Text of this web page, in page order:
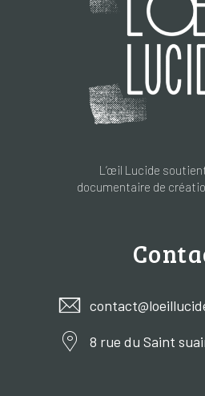
L’œil Lucide
documentaire de
8 rue du Saint